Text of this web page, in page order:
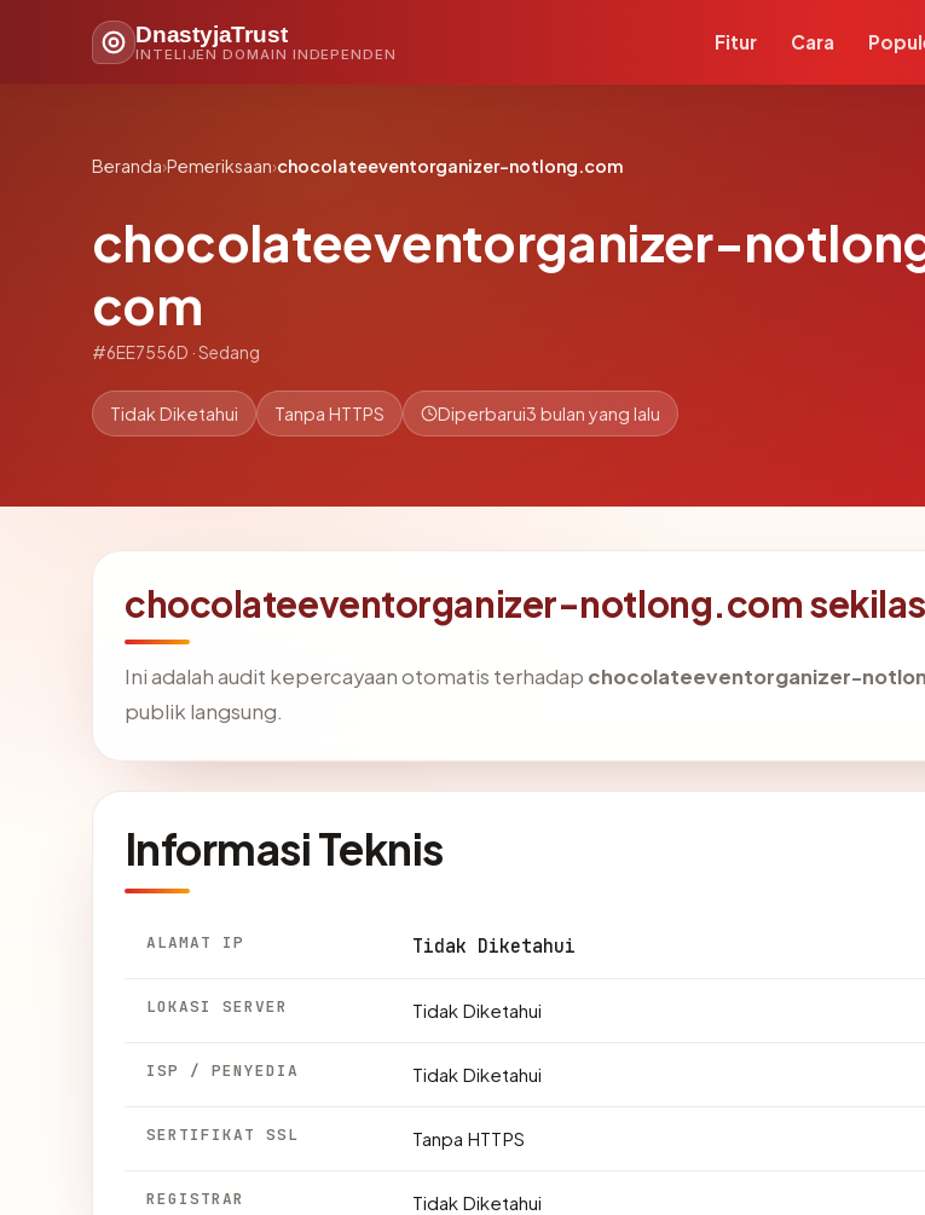
DnastyjaTrust
INTELIJEN DOMAIN INDEPENDEN
Fitur Cara
Beranda›Pemeriksaan›chocolateeventorganizer-notlong.com
chocolateeventorganizer-
com
#6EE7556D · Sedang
Tidak Diketahui Tanpa HTTPS Diperbarui3 bulan yang lalu
chocolateeventorganizer-notlong.com sekilas
Ini adalah audit kepercayaan otomatis terhadap chocolateeventorganizer-
publik langsung.
Informasi Teknis
ALAMAT IP Tidak Diketahui
LOKASI SERVER Tidak Diketahui
ISP / PENYEDIA Tidak Diketahui
SERTIFIKAT SSL Tanpa HTTPS
REGISTRAR Tidak Diketahui